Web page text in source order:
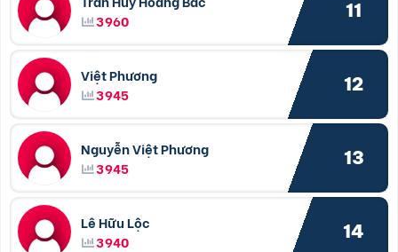
3960
11
Việt Phương
3945
12
Nguyễn Việt Phương
3945
13
Lê Hữu Lộc
3940
14